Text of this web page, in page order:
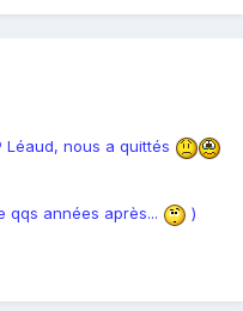
nous a quittés
qqs années après... )